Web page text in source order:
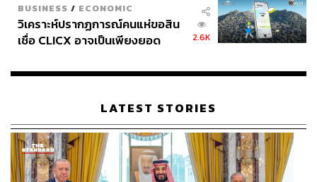
BUSINESS / ECONOMIC
วิเคราะห์ปรากฏการณ์คนแห่ขอสิน
เชื่อ CLICX อาจเป็นเพียงยอด
เรือนไทยที่ถูกซุกไว้
2.6K
LATEST STORIES